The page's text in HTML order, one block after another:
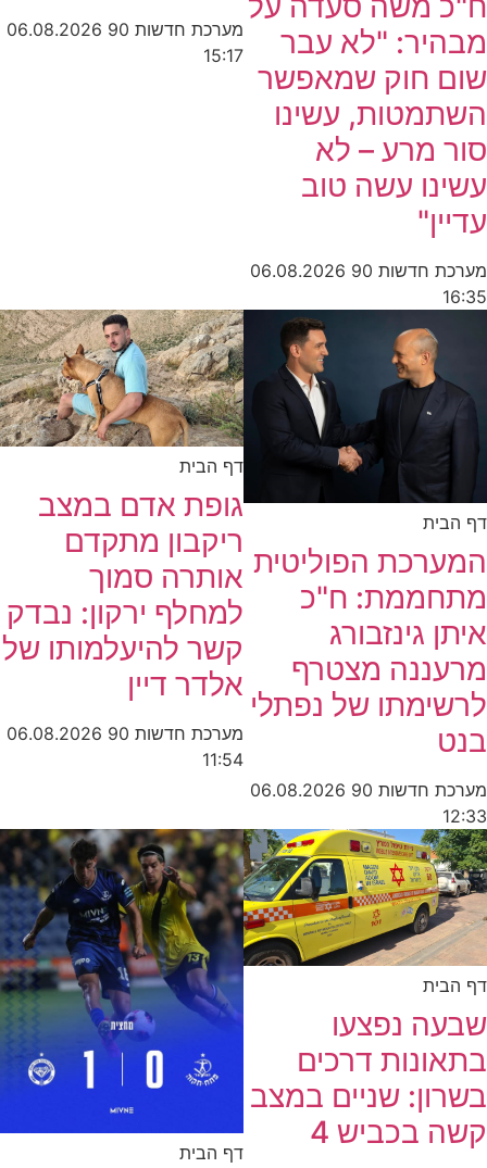
מבהיר: "לא עבר
שום חוק שמאפשר
השתמטות, עשינו
סור מרע – לא
עשינו עשה טוב
עדיין"
מערכת חדשות 90
06.08.2026
16:35
מערכת חדשות 90
06.08.2026
15:17
דף הבית
המערכת הפוליטית
מתחממת: ח"כ
איתן גינזבורג
מרעננה מצטרף
לרשימתו של נפתלי
בנט
מערכת חדשות 90
06.08.2026
12:33
דף הבית
גופת אדם במצב
ריקבון מתקדם
אותרה סמוך
למחלף ירקון: נבדק
קשר להיעלמותו של
אלדר דיין
מערכת חדשות 90
06.08.2026
11:54
דף הבית
שבעה נפצעו
בתאונות דרכים
בשרון: שניים במצב
קשה בכביש 4
דף הבית